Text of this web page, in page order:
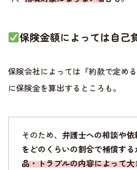
保険金額によっては自己
保険会社によっては『約款で定め
に保険金を算出するところも。
そのため、 弁護士への相談や
をどのくらいの割合で補償する
品・トラブルの内容によって